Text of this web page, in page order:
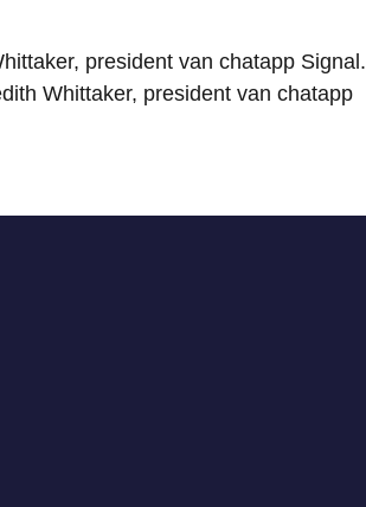
president van chatapp Signal.
Whittaker, president van chatapp